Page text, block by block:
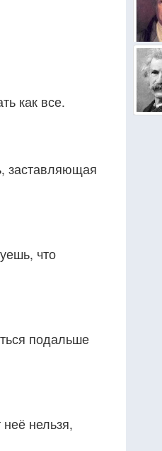
как все.
заставляющая
что
подальше
нельзя,